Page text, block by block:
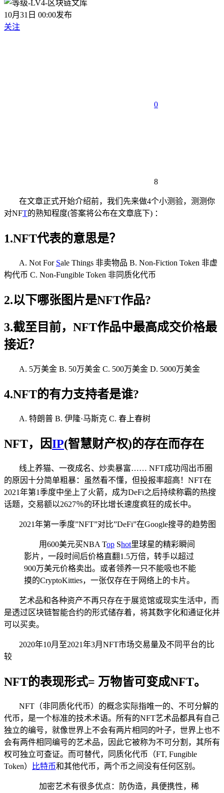
10月31日 00:00发布
关注
0
8
在文章正式开始介绍前，我们先来做4个小测验，测测你
对NFT的熟知程度(答案将公布在文章底下) ：
1.NFT代表的意思是？
A. Not For Sale Things 非卖物品 B. Non-Fiction Token 非虚
构代币 C. Non-Fungible Token 非同质化代币
2.以下哪张图片是NFT作品?
3.截至目前，NFT作品中最高成交价格最
接近？
A. 5万美金 B. 50万美金 C. 500万美金 D. 5000万美金
4.NFT的有力支持者是谁?
A. 特朗普 B. 伊隆·马斯克 C. 春上春树
NFT，因IP(智慧财产权)的存在而存在
线上养猫、一夜成名、炒卖暴富…… NFT成功闯出币圈
的原因十分简单粗暴：虽然看不懂，但投报率超高！NFT在
2021年第1季度中坐上了火箭，成为DeFi之后持续称霸的热搜
话题，交易额以2627％的环比增长速度疯狂的成长中。
2021年第一季度”NFT”对比”DeFi”在Google搜寻的趋势图
用600美元买NBA Top Shot里球星的精彩瞬间
影片，一段时间后价格直翻1.5万倍，转手以超过
900万美元价格卖出。或者领养一只不能吸也不能
摸的CryptoKitties，一张仅存在于网络上的卡片。
艺术品和各种资产不再只存在于展览馆或现实生活中，而
是透过区块链智能合约的形式储存着，将其数字化和通证化并
可以买卖。
2020年10月至2021年3月NFT市场交易量及不同平台的比
较
NFT的表现形式= 万物皆可变成NFT。
NFT（非同质化代币）的概念实际指唯一的、不可分解的
代币，是一个标准的技术术语。所有的NFT艺术品都具有自己
独立的编号，就像世界上不会有两片相同的叶子，世界上也不
会有两件相同编号的艺术品，因此它被称为不可分割，其所有
权可独立可查证。而可替代，同质化代币（FT, Fungible
Token）
比特币和其他代币，两个币之间没有任何区别。
加密艺术有很多优点：防伪造，具便携性，稀